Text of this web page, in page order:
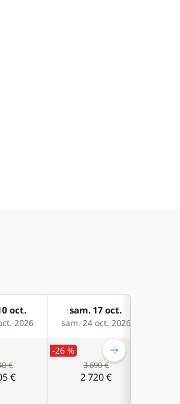
oct.
2026
sam. 17 oct.
sam. 24 oct. 2026
€
€
-26 %
3 690 €
2 720 €